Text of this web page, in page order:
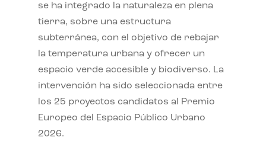
se ha integrado la naturaleza en plena
tierra, sobre una estructura
subterránea, con el objetivo de rebajar
la temperatura urbana y ofrecer un
espacio verde accesible y biodiverso. La
intervención ha sido seleccionada entre
los 25 proyectos candidatos al Premio
Europeo del Espacio Público Urbano
2026.